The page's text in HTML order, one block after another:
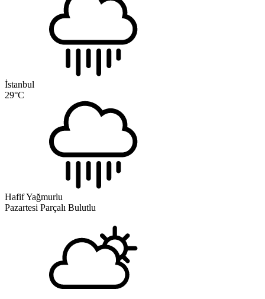
İstanbul
29°C
Hafif Yağmurlu
Pazartesi Parçalı Bulutlu